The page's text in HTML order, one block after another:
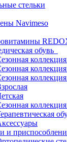
стельки
Navimeso
обувь
и